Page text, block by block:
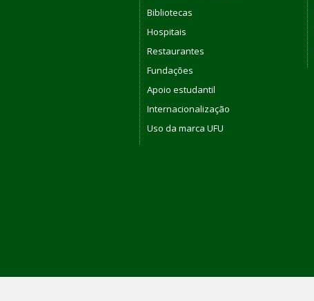
Bibliotecas
Hospitais
Restaurantes
Fundações
Apoio estudantil
Internacionalização
Uso da marca UFU